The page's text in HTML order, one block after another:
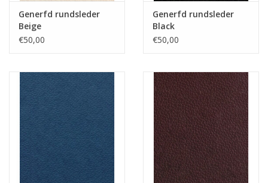
Generfd rundsleder
Beige
€50,00
Generfd rundsleder
Black
€50,00